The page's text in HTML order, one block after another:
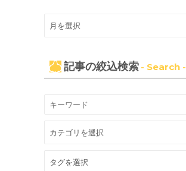
記事の絞込検索 - Search -